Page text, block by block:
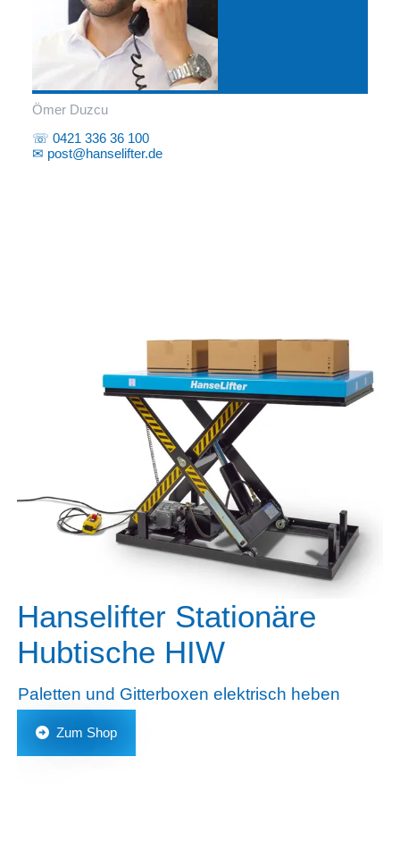
Ömer Duzcu
☏ 0421 336 36 100
✉ post@hanselifter.de
Hanselifter Stationäre
Hubtische HIW
Paletten und Gitterboxen elektrisch heben
Zum Shop